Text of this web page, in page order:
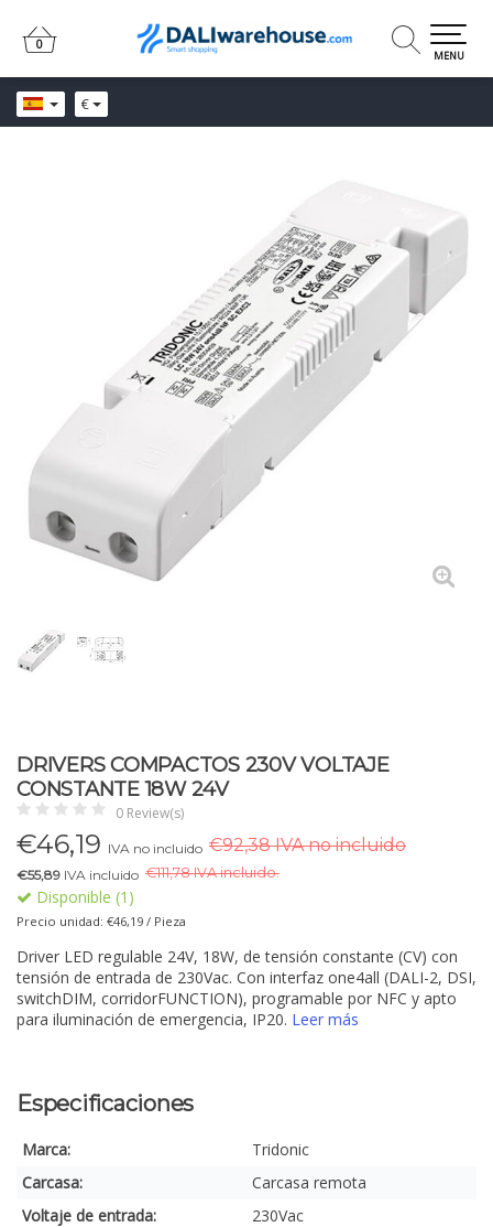
€
0
0
MENU
DRIVERS COMPACTOS 230V VOLTAJE
CONSTANTE 18W 24V
0 Review(s)
€46,19 IVA no incluido €92,38 IVA no incluido
€55,89 IVA incluido €111,78 IVA incluido.
Disponible (1)
Precio unidad: €46,19 / Pieza
Driver LED regulable 24V, 18W, de tensión constante (CV) con
tensión de entrada de 230Vac. Con interfaz one4all (DALI-2, DSI,
switchDIM, corridorFUNCTION), programable por NFC y apto
para iluminación de emergencia, IP20. Leer más
Especificaciones
Marca:
Tridonic
Carcasa:
Carcasa remota
Voltaje de entrada:
230Vac